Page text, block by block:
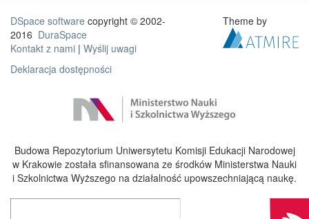
DSpace software copyright © 2002-
2016 DuraSpace
Kontakt z nami | Wyślij uwagi
Deklaracja dostępności
Theme by
Budowa Repozytorium Uniwersytetu Komisji Edukacji Narodowej
w Krakowie została sfinansowana ze środków Ministerstwa Nauki
i Szkolnictwa Wyższego na działalność upowszechniającą naukę.